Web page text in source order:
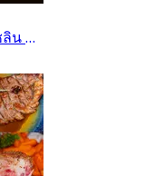
สัมผัสรสชาติระดับโลกจากร้านอาหารมิชลิน พร้อมรับส่วนลดสุดเอ็กซ์คลูซีฟเมื่อจองผ่าน Hungry Hub เฉพาะสมาชิกครอบครัวพรูเด็นเชียลเท่านั้น